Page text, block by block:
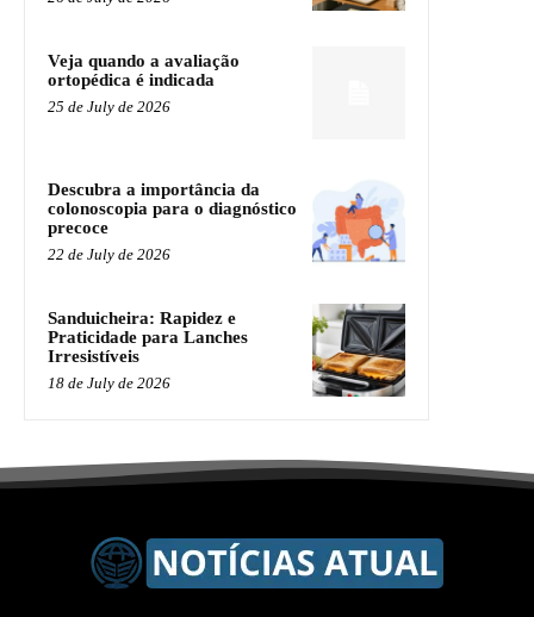
Veja quando a avaliação
ortopédica é indicada
25 de July de 2026
Descubra a importância da
colonoscopia para o diagnóstico
precoce
22 de July de 2026
Sanduicheira: Rapidez e
Praticidade para Lanches
Irresistíveis
18 de July de 2026